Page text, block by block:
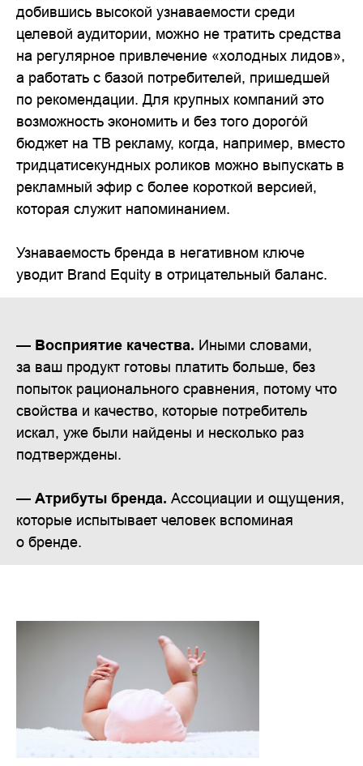
добившись высокой узнаваемости среди
целевой аудитории, можно не тратить средства
на регулярное привлечение «холодных лидов»,
а работать с базой потребителей, пришедшей
по рекомендации. Для крупных компаний это
возможность экономить и без того дорого́й
бюджет на ТВ рекламу, когда, например, вместо
тридцатисекундных роликов можно выпускать в
рекламный эфир с более короткой версией,
которая служит напоминанием.
Узнаваемость бренда в негативном ключе
уводит Brand Equity в отрицательный баланс.
— Восприятие качества. Иными словами,
за ваш продукт готовы платить больше, без
попыток рационального сравнения, потому что
свойства и качество, которые потребитель
искал, уже были найдены и несколько раз
подтверждены.
— Атрибуты бренда. Ассоциации и ощущения,
которые испытывает человек вспоминая
о бренде.